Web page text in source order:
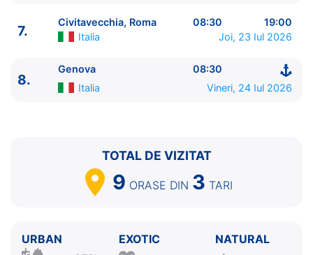
7.
Civitavecchia, Roma 08:30
19:00
Italia
Joi, 23 Iul 2026
8.
Genova
08:30
Italia
Vineri, 24 Iul 2026
TOTAL DE VIZITAT
9 ORASE DIN 3 TARI
URBAN
EXOTIC
NATURAL